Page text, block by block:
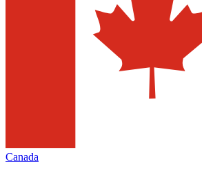
Canada